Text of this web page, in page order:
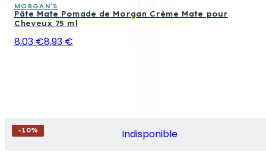
MORGAN'S
Pâte Mate Pomade de Morgan Crème Mate pour
Cheveux 75 ml
8,03 €8,93 €
-10% Indisponible